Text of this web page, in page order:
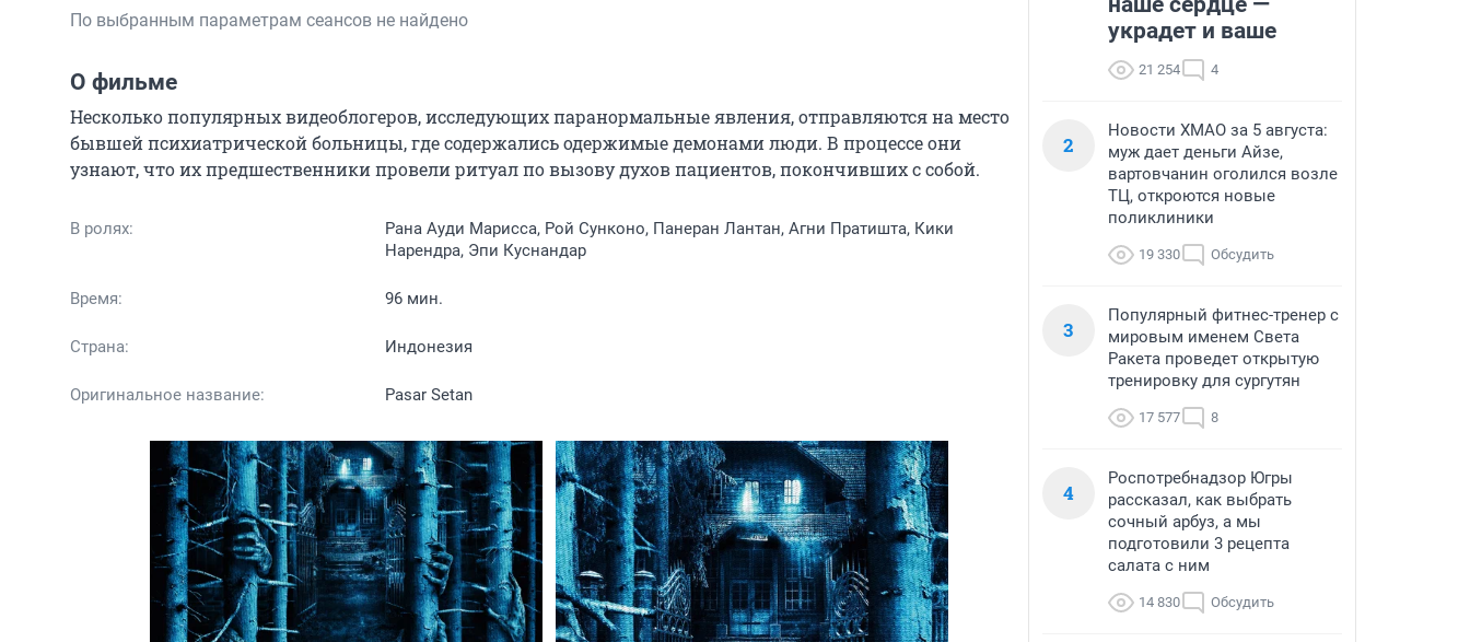
По выбранным параметрам сеансов не найдено
О фильме
Несколько популярных видеоблогеров, исследующих паранормальные явления, отправляются на место
бывшей психиатрической больницы, где содержались одержимые демонами люди. В процессе они
узнают, что их предшественники провели ритуал по вызову духов пациентов, покончивших с собой.
В ролях:
Рана Ауди Марисса, Рой Сунконо, Панеран Лантан, Агни Пратишта, Кики
Нарендра, Эпи Куснандар
Время: 96 мин.
Страна: Индонезия
Оригинальное название: Pasar Setan
украдет и ваше
21 254 4
2
Новости ХМАО за 5 августа:
муж дает деньги Айзе,
вартовчанин оголился возле
ТЦ, откроются новые
поликлиники
19 330 Обсудить
3
Популярный фитнес-тренер с
мировым именем Света
Ракета проведет открытую
тренировку для сургутян
17 577 8
4
Роспотребнадзор Югры
рассказал, как выбрать
сочный арбуз, а мы
подготовили 3 рецепта
салата с ним
14 830 Обсудить